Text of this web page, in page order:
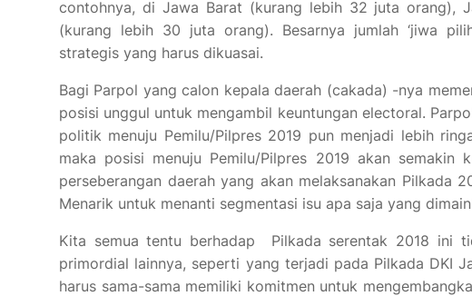
contohnya, di Jawa Barat (kurang lebih 32 juta orang),
(kurang lebih 30 juta orang). Besarnya jumlah ‘jiwa
strategis yang harus dikuasai.
Bagi Parpol yang calon kepala daerah (cakada) -nya
posisi unggul untuk mengambil keuntungan electoral.
politik menuju Pemilu/Pilpres 2019 pun menjadi lebih
maka posisi menuju Pemilu/Pilpres 2019 akan
perseberangan daerah yang akan melaksanakan Pilkada
Menarik untuk menanti segmentasi isu apa saja yang
Kita semua tentu berhadap Pilkada serentak 2018 ini
primordial lainnya, seperti yang terjadi pada Pilkada DKI
harus sama-sama memiliki komitmen untuk